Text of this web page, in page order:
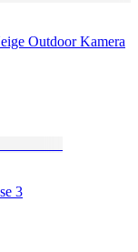
Outdoor Kamera
3